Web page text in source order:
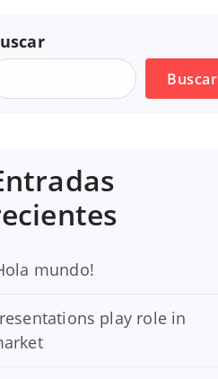
Buscar
mundo!
play role in